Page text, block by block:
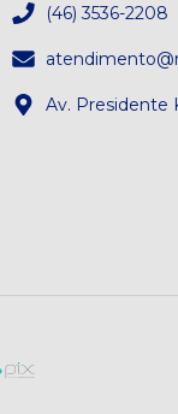
(46) 3536-2208
Av. Presidente